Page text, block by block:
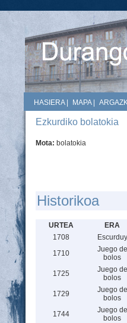
HASIERA| MAPA|
Ezkurdiko bolatokia
Mota: bolatokia
Historikoa
URTEA ERA
1708
Escurduy
1710
Juego de
bolos
1725
Juego de
bolos
1729
Juego de
bolos
1744
Juego de
bolos